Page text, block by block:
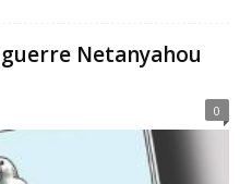
Netanyahou
0